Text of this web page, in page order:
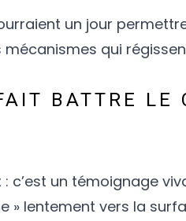
un jour
qui
BATTRE LE
c’est un témoignage
» lentement vers la